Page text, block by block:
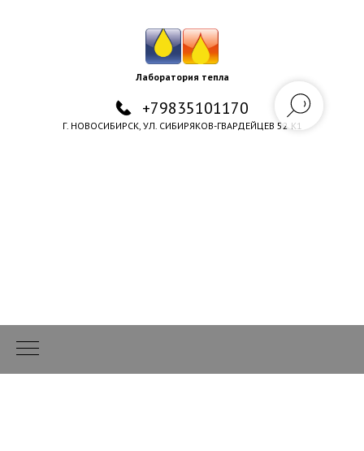
Лаборатория тепла
+79835101170
Г. НОВОСИБИРСК, УЛ. СИБИРЯКОВ-ГВАРДЕЙЦЕВ 52 К1